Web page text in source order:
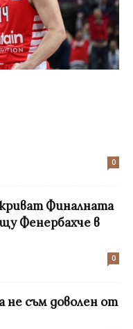
0
Финалната
Фенербахче в
0
не съм доволен от